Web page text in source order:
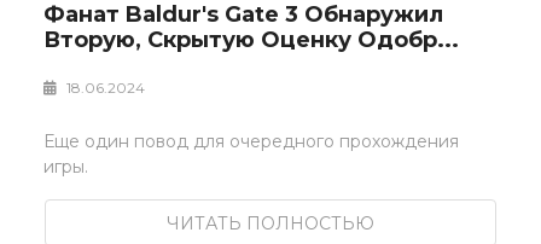
Фанат Baldur's Gate 3 Обнаружил
Вторую, Скрытую Оценку Одобр...
18.06.2024
Еще один повод для очередного прохождения
игры.
ЧИТАТЬ ПОЛНОСТЬЮ